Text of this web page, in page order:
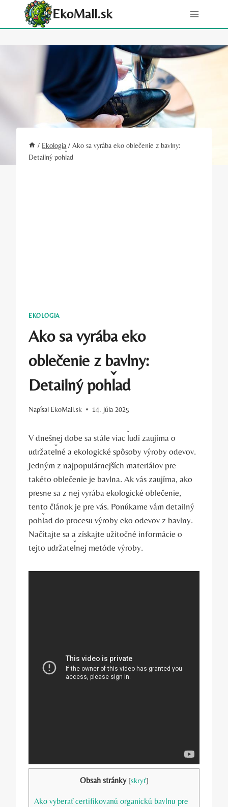
EkoMall.sk
/ Ekologia / Ako sa vyrába eko oblečenie z bavlny:
Detailný pohľad
EKOLOGIA
Ako sa vyrába eko
oblečenie z bavlny:
Detailný pohľad
Napísal EkoMall.sk 14. júla 2025
V dnešnej dobe sa stále viac ľudí zaujíma o
udržateľné a ekologické spôsoby výroby odevov.
Jedným z najpopulárnejších materiálov pre
takéto oblečenie je bavlna. Ak vás zaujíma, ako
presne sa z nej vyrába ekologické oblečenie,
tento článok je pre vás. Ponúkame vám detailný
pohľad do procesu výroby eko odevov z bavlny.
Načítajte sa a získajte užitočné informácie o
tejto udržateľnej metóde výroby.
Obsah stránky [skryť]
Ako vyberať certifikovanú organickú bavlnu pre